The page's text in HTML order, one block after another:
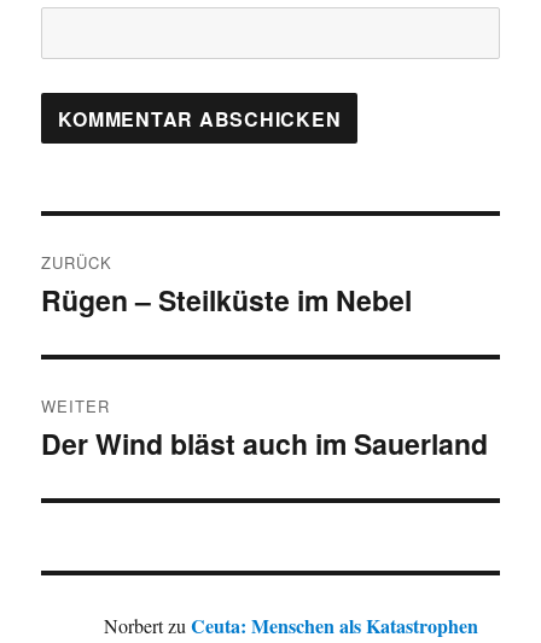
ZURÜCK
Vorheriger
Rügen – Steilküste im Nebel
WEITER
Nächster
Der Wind bläst auch im Sauerland
NorbertzuCeuta: Menschen als Katastrophen